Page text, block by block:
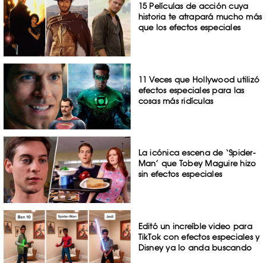
15 Películas de acción cuya
historia te atrapará mucho más
que los efectos especiales
11 Veces que Hollywood utilizó
efectos especiales para las
cosas más ridículas
La icónica escena de ‘Spider-
Man’ que Tobey Maguire hizo
sin efectos especiales
Editó un increíble video para
TikTok con efectos especiales y
Disney ya lo anda buscando